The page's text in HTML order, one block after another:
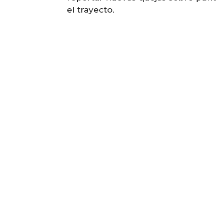
el trayecto.